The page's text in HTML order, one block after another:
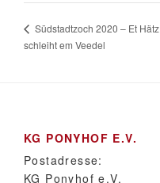
Südstadtzoch 2020 – Et Hätz
schleiht em Veedel
KG PONYHOF E.V.
Postadresse:
KG Ponyhof e.V.